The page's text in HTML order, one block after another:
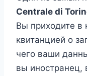
Centrale di
Вы приходите в
квитанцией о
чего ваши
вы иностранец,